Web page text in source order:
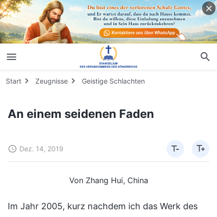
Start Zeugnisse Geistige Schlachten
An einem seidenen Faden
Dez. 14, 2019
Von Zhang Hui, China
Im Jahr 2005, kurz nachdem ich das Werk des